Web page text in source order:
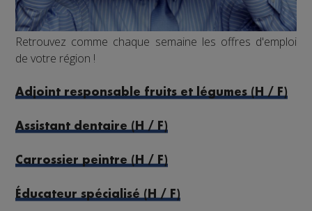
Retrouvez comme chaque semaine les offres d'emploi
de votre région !
Adjoint responsable fruits et légumes (H / F)
Assistant dentaire (H / F)
Carrossier peintre (H / F)
Éducateur spécialisé (H / F)